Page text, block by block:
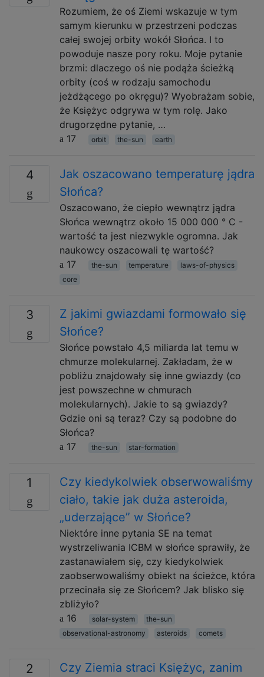
Rozumiem, że oś Ziemi wskazuje w tym
samym kierunku w przestrzeni podczas
całej swojej orbity wokół Słońca. I to
powoduje nasze pory roku. Moje pytanie
brzmi: dlaczego oś nie podąża ścieżką
orbity (coś w rodzaju samochodu
jeżdżącego po okręgu)? Wyobrażam sobie,
że Księżyc odgrywa w tym rolę. Jako
drugorzędne pytanie, …
17
orbit the-sun earth
4
Jak oszacowano temperaturę jądra
Słońca?
Oszacowano, że ciepło wewnątrz jądra
Słońca wewnątrz około 15 000 000 ° C -
wartość ta jest niezwykle ogromna. Jak
naukowcy oszacowali tę wartość?
17
the-sun temperature
laws-of-physics
core
3
Z jakimi gwiazdami formowało się
Słońce?
Słońce powstało 4,5 miliarda lat temu w
chmurze molekularnej. Zakładam, że w
pobliżu znajdowały się inne gwiazdy (co
jest powszechne w chmurach
molekularnych). Jakie to są gwiazdy?
Gdzie oni są teraz? Czy są podobne do
Słońca?
17
the-sun star-formation
1
Czy kiedykolwiek obserwowaliśmy
ciało, takie jak duża asteroida,
„uderzające” w Słońce?
Niektóre inne pytania SE na temat
wystrzeliwania ICBM w słońce sprawiły, że
zastanawiałem się, czy kiedykolwiek
zaobserwowaliśmy obiekt na ścieżce, która
przecinała się ze Słońcem? Jak blisko się
zbliżyło?
16
solar-system
the-sun
observational-astronomy
asteroids comets
2
Czy Ziemia straci Księżyc, zanim